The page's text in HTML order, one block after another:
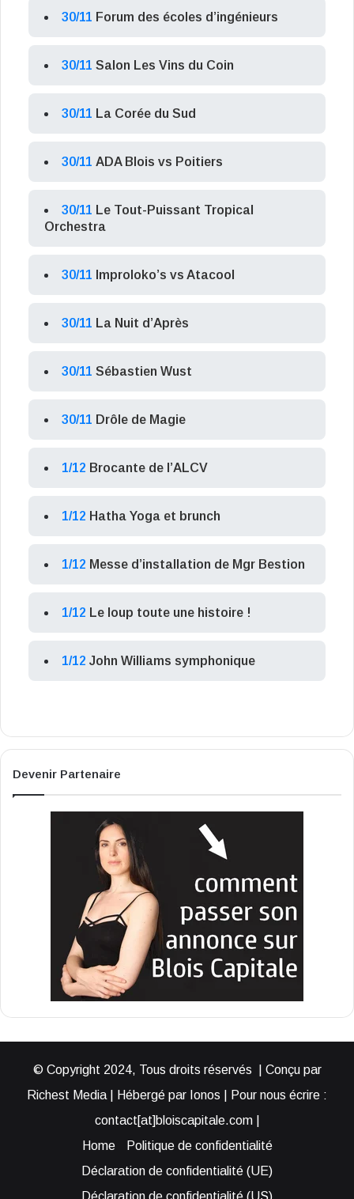
30/11 Forum des écoles d’ingénieurs
30/11 Salon Les Vins du Coin
30/11 La Corée du Sud
30/11 ADA Blois vs Poitiers
30/11 Le Tout-Puissant Tropical
Orchestra
30/11 Improloko’s vs Atacool
30/11 La Nuit d’Après
30/11 Sébastien Wust
30/11 Drôle de Magie
1/12 Brocante de l’ALCV
1/12 Hatha Yoga et brunch
1/12 Messe d’installation de Mgr Bestion
1/12 Le loup toute une histoire !
1/12 John Williams symphonique
Devenir Partenaire
© Copyright 2024, Tous droits réservés | Conçu par
Richest Media | Hébergé par Ionos | Pour nous écrire :
contact[at]bloiscapitale.com |
Home
Politique de confidentialité
Déclaration de confidentialité (UE)
Déclaration de confidentialité (US)